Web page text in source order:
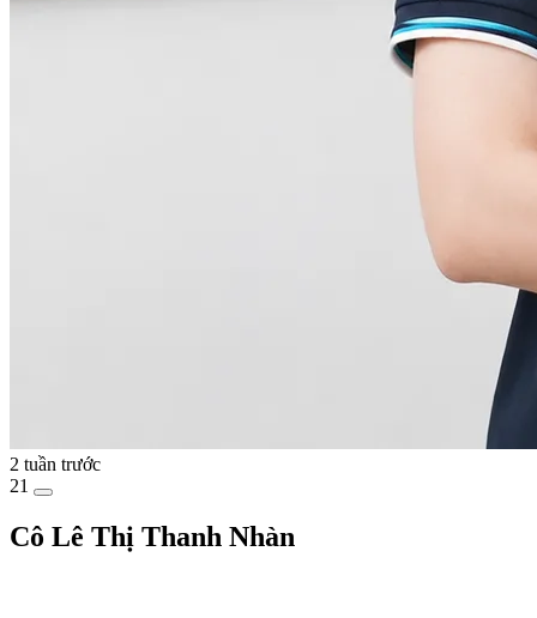
2 tuần trước
21
Cô Lê Thị Thanh Nhàn